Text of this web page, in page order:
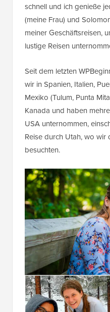
schnell und ich genieße
(meine Frau) und
meiner Geschäftsreisen,
lustige Reisen
Seit dem letzten
wir in Spanien, Italien,
Mexiko (Tulum, Punta
Kanada und haben
USA unternommen,
Reise durch Utah, wo
besuchten.